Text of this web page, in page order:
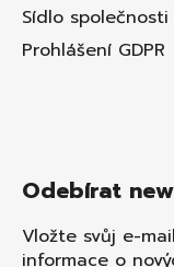
Sídlo společnosti
Prohlášení GDPR
Odebírat
Vložte svůj e-
informace o